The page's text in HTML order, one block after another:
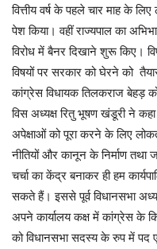
वित्तीय वर्ष के पहले चार माह के
पेश किया। वहीं राज्यपाल का
विरोध में बैनर दिखाने शुरू किए।
विषयों पर सरकार को घेरने को
कांग्रेस विधायक तिलकराज बेहड़
विस अध्यक्ष रितु भूषण खंडूरी ने
अपेक्षाओं को पूरा करने के लिए
नीतियों और कानून के निर्माण
चर्चा का केंद्र बनाकर ही हम
सकते हैं। इससे पूर्व विधानसभा
अपने कार्यालय कक्ष में कांग्रेस के
को विधानसभा सदस्य के रुप में पद